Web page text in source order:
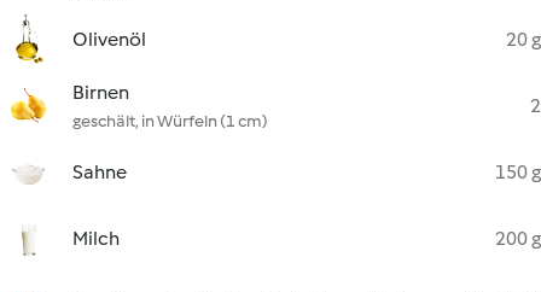
Olivenöl 20 g
Birnen
geschält, in Würfeln (1 cm)
2
Sahne 150 g
Milch 200 g